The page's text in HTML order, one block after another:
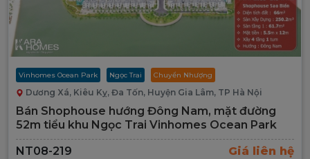
Vinhomes Ocean Park Ngọc Trai Chuyển Nhượng
Dương Xá, Kiêu Kỵ, Đa Tốn, Huyện Gia Lâm, TP Hà Nội
Bán Shophouse hướng Đông Nam, mặt đường
52m tiểu khu Ngọc Trai Vinhomes Ocean Park
NT08-219
Giá liên hệ